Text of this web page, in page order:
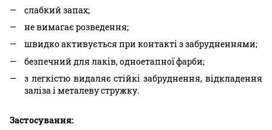
слабкий запах;
не вимагає розведення;
швидко активується при контакті з забрудненнями;
безпечний для лаків, одноетапної фарби;
з легкістю видаляє стійкі забруднення, відкладення
заліза і металеву стружку.
Застосування: